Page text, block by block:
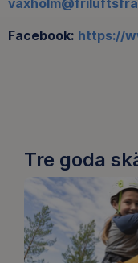
Facebook: https://
Tre goda